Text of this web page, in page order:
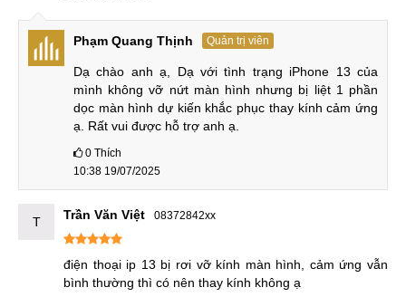
Dấu hiệu và nguyên nhân
Mặt kính iPhone 13 có thể bị nứt, vỡ hoặc trầy xước sau
thời gian sử dụng hay do các tác động va đập ngoài ý muốn.
Nhận biết sớm các dấu hiệu hư hỏng và nguyên nhân gây
lỗi sẽ giúp bạn lựa chọn giải pháp ép kính kịp thời, tiết kiệm
Dưới đây là những nội dung liên quan đến dấu hiệu và
Dấu hiệu cần ép kính iPhone 13
Dưới đây là những dấu hiệu phổ biến cho thấy iPhone 13
Phạm Quang Thịnh Quản trị viên
Dạ chào anh ạ, Dạ với tình trạng iPhone 13 của
mình không vỡ nứt màn hình nhưng bị liệt 1 phần
dọc màn hình dự kiến khắc phục thay kính cảm ứng
ạ. Rất vui được hỗ trợ anh ạ.
0 Thích
10:38 19/07/2025
T Trần Văn Việt 08372842xx
điện thoại ip 13 bị rơi vỡ kính màn hình, cảm ứng vẫn
bình thường thì có nên thay kính không ạ